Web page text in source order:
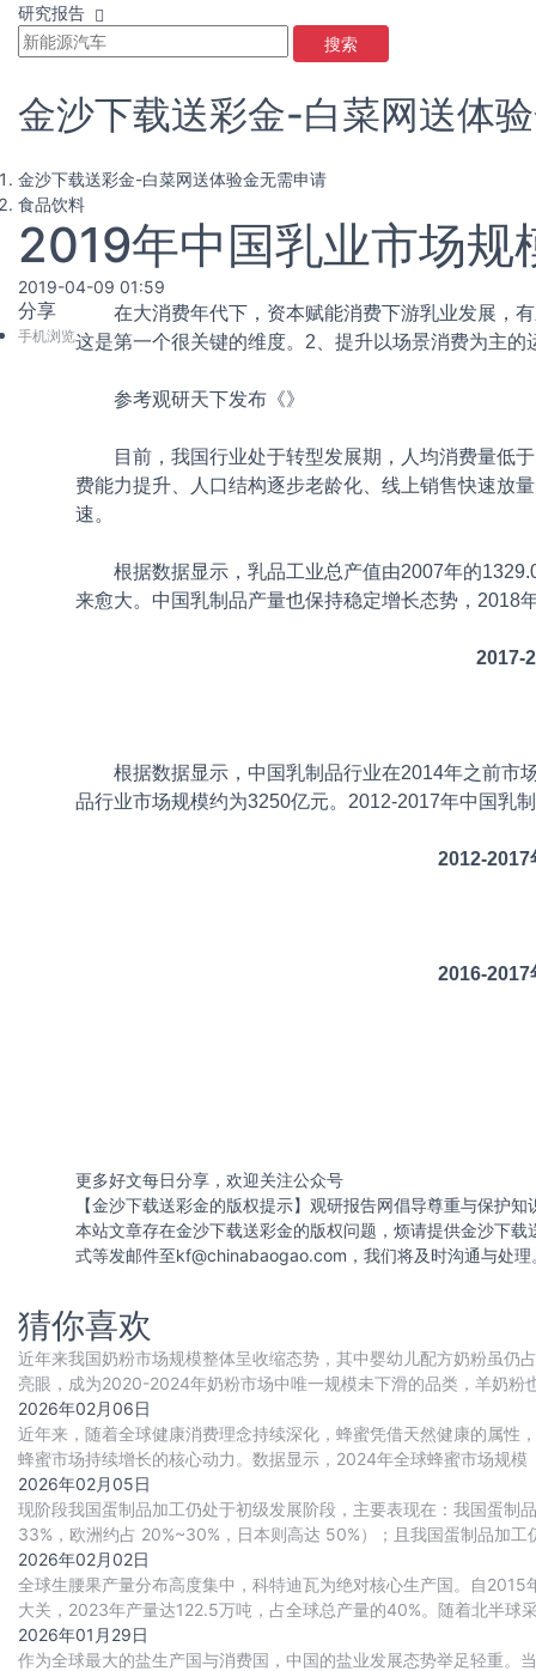
研究报告
搜索
金沙下载送彩金-白菜网送体
金沙下载送彩金-白菜网送体验金无需申请
食品饮料
2019年中国乳业市场
2019-04-09 01:59
分享
手机浏览
在大消费年代下，资本赋能消费下游乳业发展，有
这是第一个很关键的维度。2、提升以场景消费为主
参考观研天下发布《》
目前，我国行业处于转型发展期，人均消费量低于
费能力提升、人口结构逐步老龄化、线上销售快速放
速。
根据数据显示，乳品工业总产值由2007年的
来愈大。中国乳制品产量也保持稳定增长态势，2018
2017-
根据数据显示，中国乳制品行业在2014年之前市
品行业市场规模约为3250亿元。2012-2017年中国乳
2012-2017年
2016-2017年
更多好文每日分享，欢迎关注公众号
【金沙下载送彩金的版权提示】观研报告网倡导尊重与保护
本站文章存在金沙下载送彩金的版权问题，烦请提供金沙下
式等发邮件至kf@chinabaogao.com ，我们将及时沟通与处理
猜你喜欢
近年来我国奶粉市场规模整体呈收缩态势，其中婴幼儿配方奶粉虽仍
亮眼，成为2020-2024年奶粉市场中唯一规模未下滑的品类，羊奶粉
2026年02月06日
近年来，随着全球健康消费理念持续深化，蜂蜜凭借天然健康的属性
蜂蜜市场持续增长的核心动力。数据显示，2024年全球蜂蜜市场规
稳步扩张，到2034年这一
2026年02月05日
现阶段我国蛋制品加工仍处于初级发展阶段，主要表现在：我国蛋制
33%，欧洲约占 20%~30%，日本则高达 50%）；且我国蛋制品加
2026年02月02日
全球生腰果产量分布高度集中，科特迪瓦为绝对核心生产国。自
大关，2023年产量达122.5万吨，占全球总产量的40%。随着北半
4.2%，将持续巩固
2026年01月29日
作为全球最大的盐生产国与消费国，中国的盐业发展态势举足轻重。